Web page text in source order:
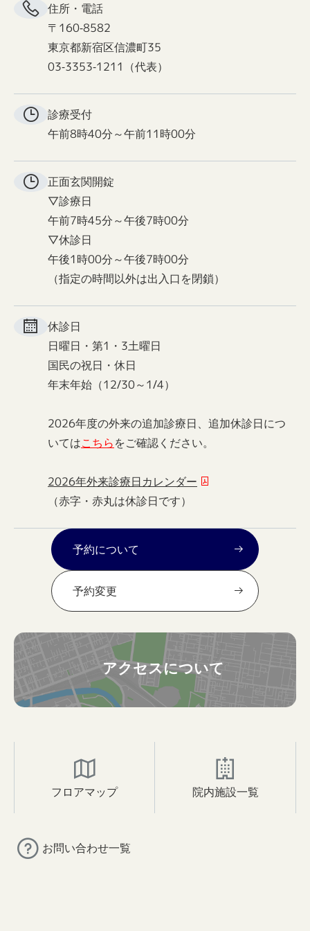
住所・電話
〒160-8582
東京都新宿区信濃町35
03-3353-1211（代表）
診療受付
午前8時40分～午前11時00分
正面玄関開錠
▽診療日
午前7時45分～午後7時00分
▽休診日
午後1時00分～午後7時00分
（指定の時間以外は出入口を閉鎖）
休診日
日曜日・第1・3土曜日
国民の祝日・休日
年末年始（12/30～1/4）
2026年度の外来の追加診療日、追加休診日につ
いてはこちらをご確認ください。
2026年外来診療日カレンダー
（赤字・赤丸は休診日です）
予約について
予約変更
アクセスについて
フロアマップ 院内施設一覧
お問い合わせ一覧